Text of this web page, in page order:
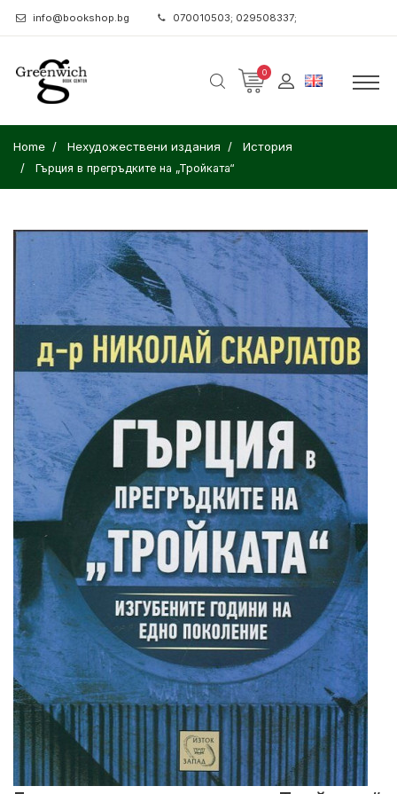
info@bookshop.bg 070010503; 029508337;
0
Home Нехудожествени издания История
Гърция в прегръдките на „Тройката“